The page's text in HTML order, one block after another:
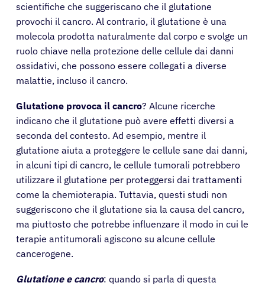
scientifiche che suggeriscano che il glutatione
provochi il cancro. Al contrario, il glutatione è una
molecola prodotta naturalmente dal corpo e svolge un
ruolo chiave nella protezione delle cellule dai danni
ossidativi, che possono essere collegati a diverse
malattie, incluso il cancro.
Glutatione provoca il cancro? Alcune ricerche
indicano che il glutatione può avere effetti diversi a
seconda del contesto. Ad esempio, mentre il
glutatione aiuta a proteggere le cellule sane dai danni,
in alcuni tipi di cancro, le cellule tumorali potrebbero
utilizzare il glutatione per proteggersi dai trattamenti
come la chemioterapia. Tuttavia, questi studi non
suggeriscono che il glutatione sia la causa del cancro,
ma piuttosto che potrebbe influenzare il modo in cui le
terapie antitumorali agiscono su alcune cellule
cancerogene.
Glutatione e cancro: quando si parla di questa